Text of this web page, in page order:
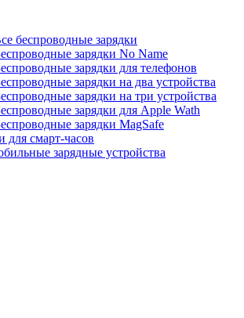
беспроводные зарядки
зарядки No Name
зарядки для телефонов
зарядки на два устройства
зарядки на три устройства
зарядки для Apple Wath
зарядки MagSafe
для смарт-часов
зарядные устройства